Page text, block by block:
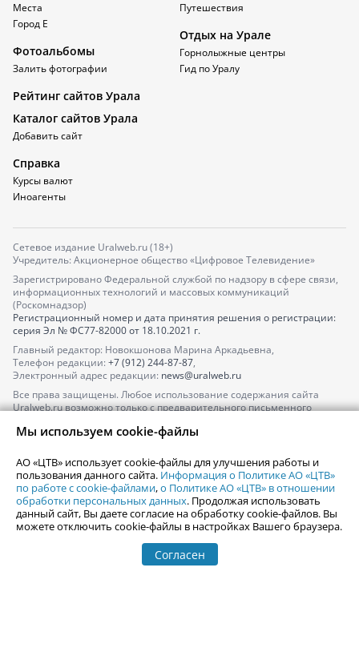
Места
Город Е
Фотоальбомы
Залить фотографии
Путешествия
Отдых на Урале
Горнолыжные центры
Гид по Уралу
Рейтинг сайтов Урала
Каталог сайтов Урала
Добавить сайт
Справка
Курсы валют
Иноагенты
Сетевое издание Uralweb.ru (18+)
Учредитель: Акционерное общество «Цифровое Телевидение»
Зарегистрировано Федеральной службой по надзору в сфере связи,
информационных технологий и массовых коммуникаций
(Роскомнадзор)
Регистрационный номер и дата принятия решения о регистрации:
серия Эл № ФС77-82000от 18.10.2021 г.
Главный редактор: Новокшонова Марина Аркадьевна,
Телефон редакции: +7 (912) 244-87-87,
Электронный адрес редакции: news@uralweb.ru
Все права защищены. Любое использование содержания сайта
Uralweb.ru возможно только с предварительного письменного
По вопросам размещения рекламы обращайтесь по тел.
По вопросам размещения информации в разделе «Афиша»
afisha@uralweb.ru
Пользовательское соглашение на использование сайта
Политика АО «ЦТВ» в отношении обработки персональных данных
Мы используем cookie-файлы
АО «ЦТВ» использует cookie-файлы для улучшения работы и
пользования данного сайта. Информация о Политике АО «ЦТВ»
по работе с cookie-файлами,о Политике АО «ЦТВ» в отношении
обработки персональных данных. Продолжая использовать
данный сайт, Вы даете согласие на обработку cookie-файлов. Вы
можете отключить cookie-файлы в настройках Вашего браузера.
Согласен